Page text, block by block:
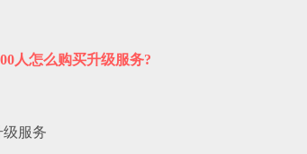
人怎么购买升级服务?
服务